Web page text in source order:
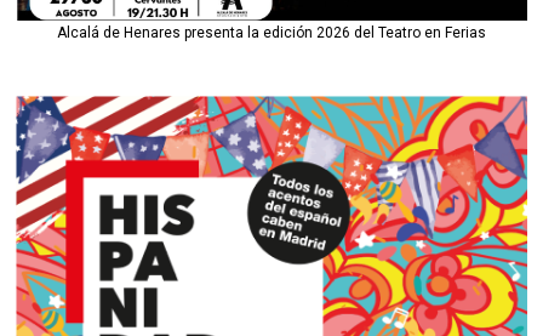
Alcalá de Henares presenta la edición 2026 del Teatro en Ferias